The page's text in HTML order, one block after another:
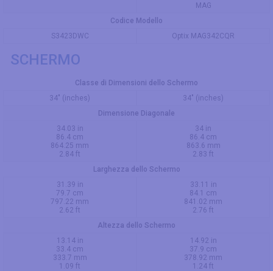
MAG
Codice Modello
S3423DWC
Optix MAG342CQR
SCHERMO
Classe di Dimensioni dello Schermo
34" (inches)
34" (inches)
Dimensione Diagonale
34.03 in
86.4 cm
864.25 mm
2.84 ft
34 in
86.4 cm
863.6 mm
2.83 ft
Larghezza dello Schermo
31.39 in
79.7 cm
797.22 mm
2.62 ft
33.11 in
84.1 cm
841.02 mm
2.76 ft
Altezza dello Schermo
13.14 in
33.4 cm
333.7 mm
1.09 ft
14.92 in
37.9 cm
378.92 mm
1.24 ft